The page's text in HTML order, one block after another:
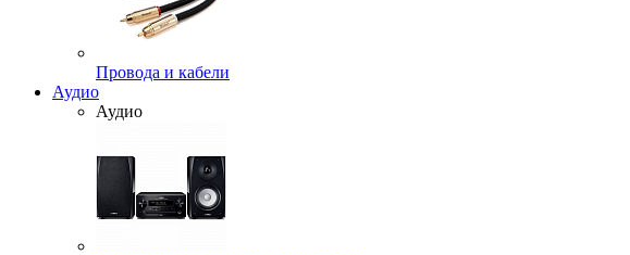
Провода и кабели
Аудио
Аудио